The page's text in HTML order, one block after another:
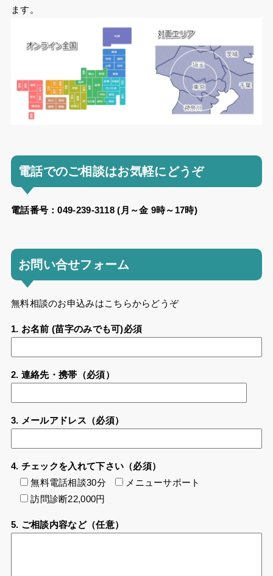
ます。
電話でのご相談はお気軽にどうぞ
電話番号：049-239-3118 (月～金 9時～17時)
お問い合せフォーム
無料相談のお申込みはこちらからどうぞ
1. お名前 (苗字のみでも可)必須
2. 連絡先・携帯（必須）
3. メールアドレス（必須）
4. チェックを入れて下さい（必須）
無料電話相談30分
メニューサポート
訪問診断22,000円
5. ご相談内容など（任意）